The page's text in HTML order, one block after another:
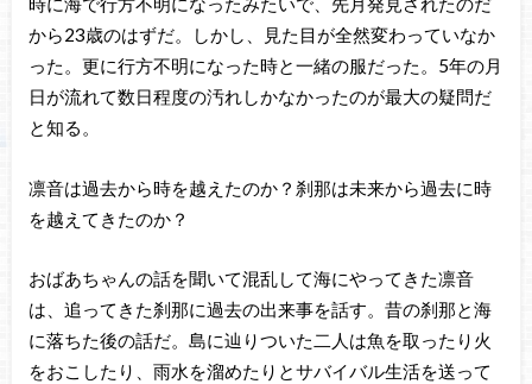
から23歳のはずだ。しかし、見た目が全然変わっていなか
った。更に行方不明になった時と一緒の服だった。5年の月
日が流れて数日程度の汚れしかなかったのが最大の疑問だ
と知る。
凛音は過去から時を越えたのか？刹那は未来から過去に時
を越えてきたのか？
おばあちゃんの話を聞いて混乱して海にやってきた凛音
は、追ってきた刹那に過去の出来事を話す。昔の刹那と海
に落ちた後の話だ。島に辿りついた二人は魚を取ったり火
をおこしたり、雨水を溜めたりとサバイバル生活を送って